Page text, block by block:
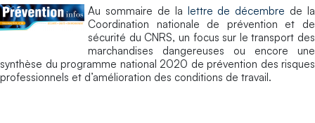
Au sommaire de la lettre de décembre de la
Coordination nationale de prévention et de
sécurité du CNRS, un focus sur le transport des
marchandises dangereuses ou encore une
synthèse du programme national 2020 de prévention des risques
professionnels et d’amélioration des conditions de travail.